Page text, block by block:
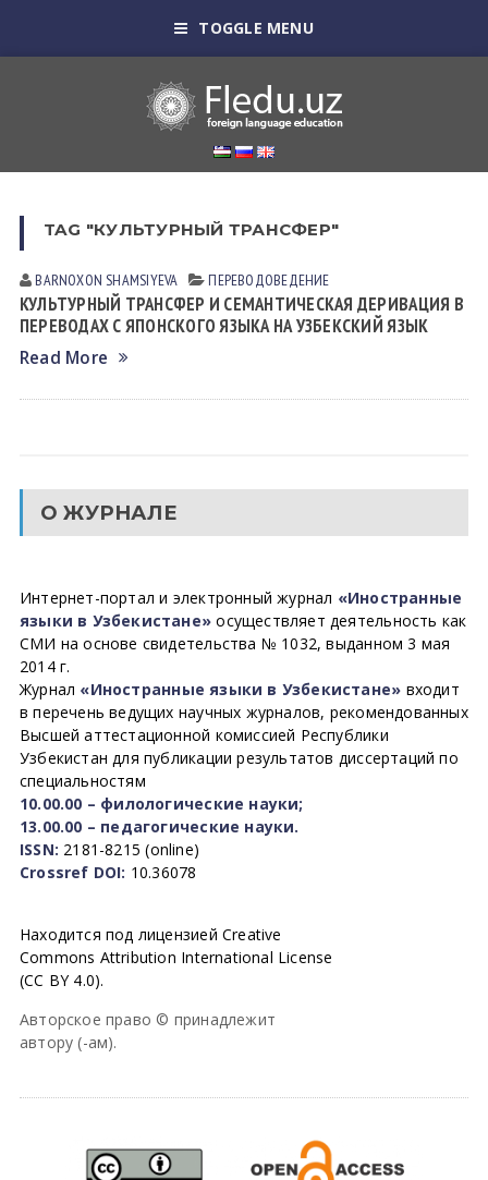
TOGGLE MENU
TAG "КУЛЬТУРНЫЙ ТРАНСФЕР"
BARNOXON SHAMSIYEVA ПЕРЕВОДОВЕДЕНИЕ
КУЛЬТУРНЫЙ ТРАНСФЕР И СЕМАНТИЧЕСКАЯ ДЕРИВАЦИЯ В
ПЕРЕВОДАХ С ЯПОНСКОГО ЯЗЫКА НА УЗБЕКСКИЙ ЯЗЫК
Read More
О ЖУРНАЛЕ
Интернет-портал и электронный журнал «Иностранные
языки в Узбекистане» осуществляет деятельность как
СМИ на основе свидетельства № 1032, выданном 3 мая
2014 г.
Журнал «Иностранные языки в Узбекистане» входит
в перечень ведущих научных журналов, рекомендованных
Высшей аттестационной комиссией Республики
Узбекистан для публикации результатов диссертаций по
специальностям
10.00.00 – филологические науки;
13.00.00 – педагогические науки.
ISSN: 2181-8215 (online)
Crossref DOI: 10.36078
Находится под лицензией Creative
Commons Attribution International License
(CC BY 4.0).
Авторское право © принадлежит
автору (-ам).